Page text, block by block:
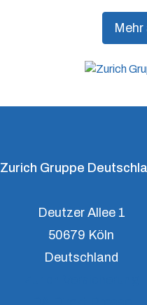
Zurich Gruppe
Deutzer Allee 1
50679 Köln
Deutschland